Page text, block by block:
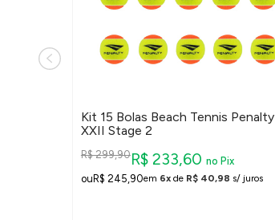
Kit 15 Bolas Beach Tennis Penalty
XXII Stage 2
R$ 299,90R$ 233,60 no Pix
R$ 245,90em 6xde R$ 40,98 s/ juros